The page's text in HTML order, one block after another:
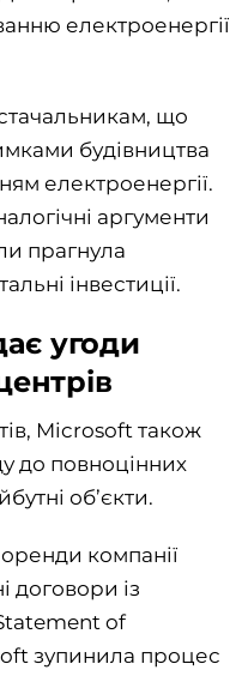
електроенергії
що
будівництва
електроенергії.
аргументи
прагнула
інвестиції.
угоди
Microsoft також
до повноцінних
об’єкти.
компанії
договори із
of
зупинила процес